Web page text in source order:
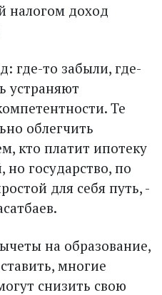
налогом доход
где-то забыли, где-
устраняют
Те
облегчить
кто платит ипотеку
но государство, по
для себя путь, -
на образование,
многие
снизить свою